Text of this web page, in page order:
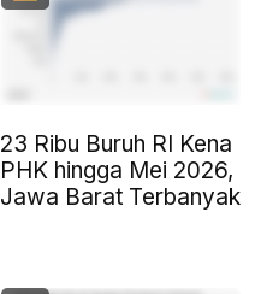
23 Ribu Buruh RI Kena
PHK hingga Mei 2026,
Jawa Barat Terbanyak